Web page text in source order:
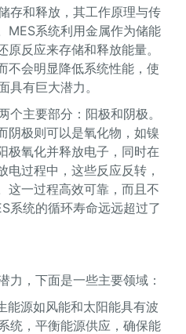
存和释放，其工作原理与传
MES系统利用金属作为储能
反应来存储和释放能量。
不会明显降低系统性能，使
具有巨大潜力。
个主要部分：阳极和阴极。
阴极则可以是氧化物，如镍
极氧化并释放电子，同时在
电过程中，这些反应反转，
这一过程高效可靠，而且不
系统的循环寿命远远超过了
力，下面是一些主要领域：
能源如风能和太阳能具有波
统，平衡能源供应，确保能